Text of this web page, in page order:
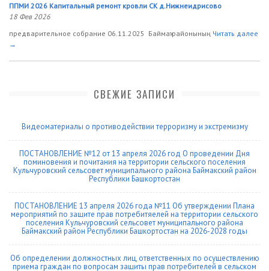
ППМИ 2026 Капитальный ремонт кровли СК д.Нижнеидрисово
18 Фев 2026
предварительное собрание 06.11.2025 Баймаҡ районының Читать далее
→
СВЕЖИЕ ЗАПИСИ
Видеоматериалы о противодействии терроризму и экстремизму
ПОСТАНОВЛЕНИЕ №12 от 13 апреля 2026 год О проведении Дня
поминовения и почитания на территории сельского поселения
Кульчуровский сельсовет муниципального района Баймакский район
Республики Башкортостан
ПОСТАНОВЛЕНИЕ 13 апреля 2026 года №11 Об утверждении Плана
мероприятий по защите прав потребитяелей на территории сельского
поселения Кульчуровский сельсовет муниципального района
Баймакский район Республики Башкортостан на 2026-2028 годы
Об определении должностных лиц, ответственных по осуществлению
приема граждан по вопросам защиты прав потребителей в сельском